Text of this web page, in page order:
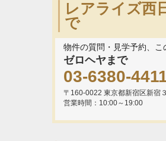
レアライズ西
で
物件の質問・見学予約、
ゼロヘヤまで
03-6380-
〒160-0022 東京都新宿区新宿
営業時間：10:00～19:00